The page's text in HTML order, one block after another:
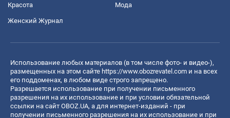
Красота Мода
Женский Журнал
Использование любых материалов (в том числе фото- и видео-),
размещенных на этом сайте https://www.obozrevatel.com и на всех
его поддоменах, в любом виде строго запрещено.
Разрешается использование при получении письменного
разрешения на их использование и при условии обязательной
ссылки на сайт OBOZ.UA, а для интернет-изданий - при
получении письменного разрешения на их использование и при